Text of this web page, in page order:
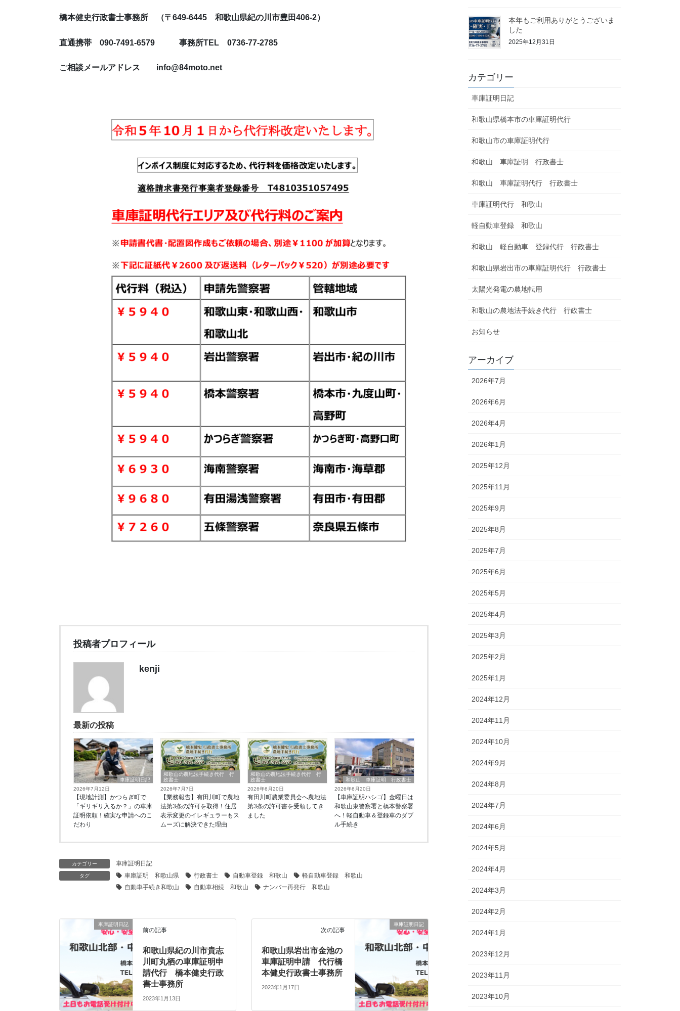
橋本健史行政書士事務所 （〒649-6445 和歌山県紀の川市豊田406-2）
直通携帯 090-7491-6579 事務所TEL 0736-77-2785
ご相談メールアドレス info@84moto.net
投稿者プロフィール
kenji
最新の投稿
車庫証明日記
2026年7月12日
【現地計測】かつらぎ町で
「ギリギリ入るか？」の車庫
証明依頼！確実な申請へのこ
だわり
和歌山の農地法手続き代行 行
政書士
2026年7月7日
【業務報告】有田川町で農地
法第3条の許可を取得！住居
表示変更のイレギュラーもス
ムーズに解決できた理由
和歌山の農地法手続き代行 行
政書士
2026年6月20日
有田川町農業委員会へ農地法
第3条の許可書を受領してき
ました
和歌山 車庫証明 行政書士
2026年6月20日
【車庫証明ハシゴ】金曜日は
和歌山東警察署と橋本警察署
へ！軽自動車＆登録車のダブ
ル手続き
カテゴリー 車庫証明日記
タグ 車庫証明 和歌山県 行政書士 自動車登録 和歌山
軽自動車登録 和歌山
自動車手続き和歌山
自動車相続 和歌山 ナンバー再発行 和歌山
車庫証明日記
前の記事
和歌山県紀の川市貴志
川町丸栖の車庫証明申
請代行 橋本健史行政
書士事務所
2023年1月13日
車庫証明日記
次の記事
和歌山県岩出市金池の
車庫証明申請 代行橋
本健史行政書士事務所
2023年1月17日
本年もご利用ありがとうございま
した
2025年12月31日
カテゴリー
車庫証明日記
和歌山県橋本市の車庫証明代行
和歌山市の車庫証明代行
和歌山 車庫証明 行政書士
和歌山 車庫証明代行 行政書士
車庫証明代行 和歌山
軽自動車登録 和歌山
和歌山 軽自動車 登録代行 行政書士
和歌山県岩出市の車庫証明代行 行政書士
太陽光発電の農地転用
和歌山の農地法手続き代行 行政書士
お知らせ
アーカイブ
2026年7月
2026年6月
2026年4月
2026年1月
2025年12月
2025年11月
2025年9月
2025年8月
2025年7月
2025年6月
2025年5月
2025年4月
2025年3月
2025年2月
2025年1月
2024年12月
2024年11月
2024年10月
2024年9月
2024年8月
2024年7月
2024年6月
2024年5月
2024年4月
2024年3月
2024年2月
2024年1月
2023年12月
2023年11月
2023年10月